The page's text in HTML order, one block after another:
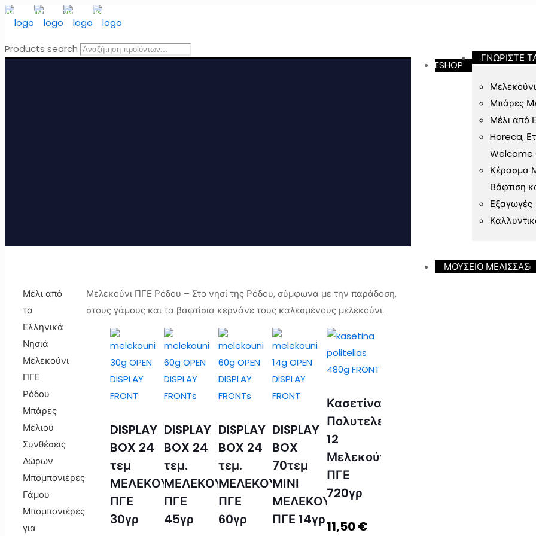
ΔΩΡΕΑΝ ΜΕΤΑΦΟΡΙΚΑ
ESHOP
ΓΝΩΡΙΣΤΕ
Μπάρες
Μέλι από
Horeca,
Welcome
Κέρασμα
Βάφτιση
Εξαγωγές
ΜΟΥΣΕΙΟ ΜΕΛΙΣΣΑΣ
Products search
Μελεκούνι ΠΓΕ Ρόδου – Στο νησί της Ρόδου, σύμφωνα με την παράδοση,
στους γάμους και τα βαφτίσια κερνάνε τους καλεσμένους μελεκούνι.
DISPLAY
BOX 24
τεμ
ΜΕΛΕΚΟΥΝΙ
ΠΓΕ
30γρ
DISPLAY
BOX 24
τεμ.
ΜΕΛΕΚΟΥΝΙ
ΠΓΕ
45γρ
DISPLAY
BOX 24
τεμ.
ΜΕΛΕΚΟΥΝΙ
ΠΓΕ
60γρ
DISPLAY
BOX
70τεμ
ΜΙΝΙ
ΜΕΛΕΚΟΥΝΙ
ΠΓΕ 14γρ
Κασετίνα
Πολυτελείας
12
Μελεκούνια
ΠΓΕ
720γρ
11,50€
Μέλι από
τα
Ελληνικά
Νησιά
Μελεκούνι
ΠΓΕ
Ρόδου
Μπάρες
Μελιού
Συνθέσεις
Δώρων
Μπομπονιέρες
Γάμου
Μπομπονιέρες
για